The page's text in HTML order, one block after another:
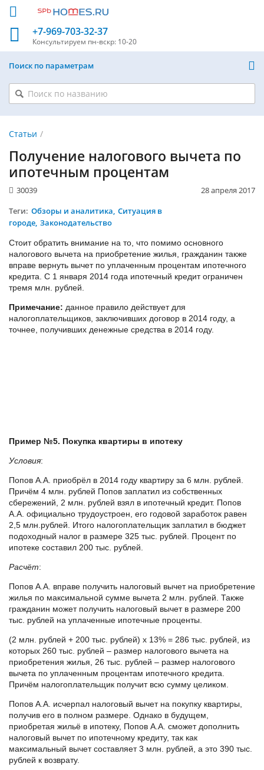
+7-969-703-32-37
Консультируем пн-вскр: 10-20
Поиск по параметрам
Статьи
Получение налогового вычета по
ипотечным процентам
28 апреля 2017
30039
Теги: Обзоры и аналитика Ситуация в
городе Законодательство
Стоит обратить внимание на то, что помимо основного
налогового вычета на приобретение жилья, гражданин также
вправе вернуть вычет по уплаченным процентам ипотечного
кредита. С 1 января 2014 года ипотечный кредит ограничен
тремя млн. рублей.
Примечание: данное правило действует для
налогоплательщиков, заключивших договор в 2014 году, а
точнее, получивших денежные средства в 2014 году.
Пример №5. Покупка квартиры в ипотеку
Условия:
Попов А.А. приобрёл в 2014 году квартиру за 6 млн. рублей.
Причём 4 млн. рублей Попов заплатил из собственных
сбережений, 2 млн. рублей взял в ипотечный кредит. Попов
А.А. официально трудоустроен, его годовой заработок равен
2,5 млн.рублей. Итого налогоплательщик заплатил в бюджет
подоходный налог в размере 325 тыс. рублей. Процент по
ипотеке составил 200 тыс. рублей.
Расчёт:
Попов А.А. вправе получить налоговый вычет на приобретение
жилья по максимальной сумме вычета 2 млн. рублей. Также
гражданин может получить налоговый вычет в размере 200
тыс. рублей на уплаченные ипотечные проценты.
(2 млн. рублей + 200 тыс. рублей) х 13% = 286 тыс. рублей, из
которых 260 тыс. рублей – размер налогового вычета на
приобретения жилья, 26 тыс. рублей – размер налогового
вычета по уплаченным процентам ипотечного кредита.
Причём налогоплательщик получит всю сумму целиком.
Попов А.А. исчерпал налоговый вычет на покупку квартиры,
получив его в полном размере. Однако в будущем,
приобретая жильё в ипотеку, Попов А.А. сможет дополнить
налоговый вычет по ипотечному кредиту, так как
максимальный вычет составляет 3 млн. рублей, а это 390 тыс.
рублей к возврату.